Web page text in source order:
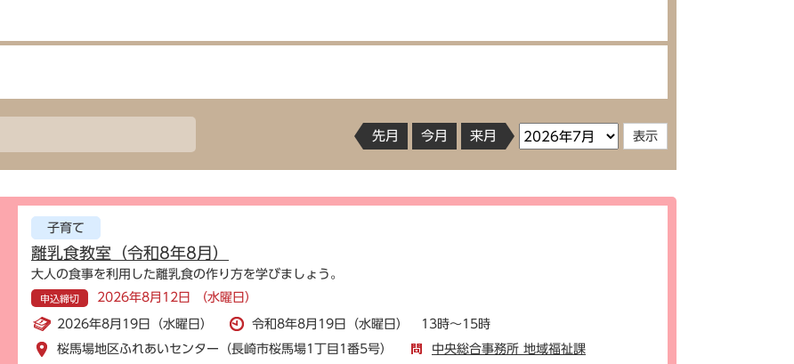
先月 今月 来月
子育て
離乳食教室（令和8年8月）
大人の食事を利用した離乳食の作り方を学びましょう。
申込締切 2026年8月12日 （水曜日）
2026年8月19日（水曜日）
令和8年8月19日（水曜日） 13時～15時
桜馬場地区ふれあいセンター（長崎市桜馬場1丁目1番5号）
中央総合事務所 地域福祉課